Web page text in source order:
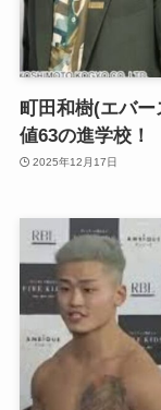
町田和樹(エバ
値63の進学校！
2025年12月17日